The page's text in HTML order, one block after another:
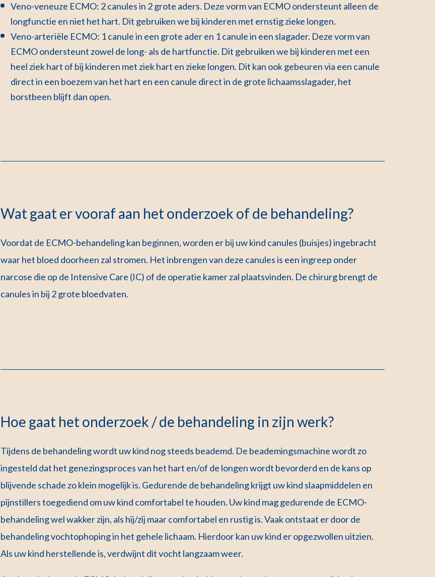
Veno-veneuze ECMO: 2 canules in 2 grote aders. Deze vorm van ECMO ondersteunt alleen de
longfunctie en niet het hart. Dit gebruiken we bij kinderen met ernstig zieke longen.
Veno-arteriële ECMO: 1 canule in een grote ader en 1 canule in een slagader. Deze vorm van
ECMO ondersteunt zowel de long- als de hartfunctie. Dit gebruiken we bij kinderen met een
heel ziek hart of bij kinderen met ziek hart en zieke longen. Dit kan ook gebeuren via een canule
direct in een boezem van het hart en een canule direct in de grote lichaamsslagader, het
borstbeen blijft dan open.
Wat gaat er vooraf aan het onderzoek of de behandeling?
Voordat de ECMO-behandeling kan beginnen, worden er bij uw kind canules (buisjes) ingebracht
waar het bloed doorheen zal stromen. Het inbrengen van deze canules is een ingreep onder
narcose die op de Intensive Care (IC) of de operatie kamer zal plaatsvinden. De chirurg brengt de
canules in bij 2 grote bloedvaten.
Hoe gaat het onderzoek / de behandeling in zijn werk?
Tijdens de behandeling wordt uw kind nog steeds beademd. De beademingsmachine wordt zo
ingesteld dat het genezingsproces van het hart en/of de longen wordt bevorderd en de kans op
blijvende schade zo klein mogelijk is. Gedurende de behandeling krijgt uw kind slaapmiddelen en
pijnstillers toegediend om uw kind comfortabel te houden. Uw kind mag gedurende de ECMO-
behandeling wel wakker zijn, als hij/zij maar comfortabel en rustig is. Vaak ontstaat er door de
behandeling vochtophoping in het gehele lichaam. Hierdoor kan uw kind er opgezwollen uitzien.
Als uw kind herstellende is, verdwijnt dit vocht langzaam weer.